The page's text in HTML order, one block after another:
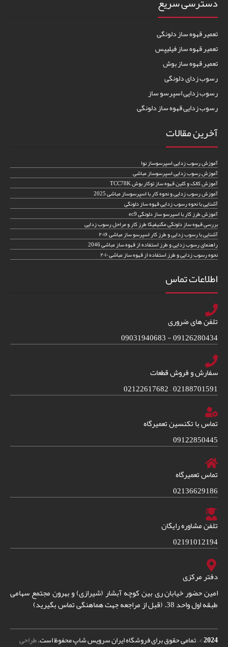
تعمیر قهوه ساز دلونگی
تعمیر قهوه ساز فیلیپس
تعمیر قهوه ساز بوش
رسوب زدای دلونگی
رسوب زدایی اسپرسو ساز
رسوب زدایی قهوه ساز دلونگی
آخرین مقالات
آموزش رسوب زدایی اسپرسوساز نوا
آموزش رسوب زدایی اسپرسوساز مباشی
آموزش کالک و کلین قهوه ساز توکار بوش TCC78K
آموزش رسوب زدایی و نحوه کار با اسپرسوساز مباشی 2025
آشنایی با نحوه رسوب زدایی قهوه ساز دلونگی
آموزش طرز کار با اسپرسو ساز دلونگی ec9
بررسی قهوه ساز دلونگی مگنیفیکا طرز کار و مراحل رسوب زدایی
آشنایی با رسوب زدایی و طرز کار اسپرسو ساز مباشی ۲۰۱۶
راهنمای رسوب زدایی و طرز استفاده از قهوه ساز مباشی 2046
نحوه رسوب زدایی و طرز استفاده از قهوه ساز مباشی ۲۰۱۰
اطلاعات تماس
تلفن های ضروری
09126280434 - 09031940683
سفارش و فروش قطعات
02188701591 – 02122617682
تماس با تکنسین تعمیرگاه
09122850445
تماس تعمیرگاه
02136629186
تلفن مشاوره رایگان
02191012194
دفتر مرکزی
امین حضور خیابان ری بین کوچه آبشار (شیرازی) و بهرون مجتمع سهامی
طبقه اول واحد 38. (قبل از مراجعه جهت هماهنگی تماس بگیرید)
2024© – تمامی حقوق برای فروشگاه ایران سرویس شاپ محفوظ است.طراحی